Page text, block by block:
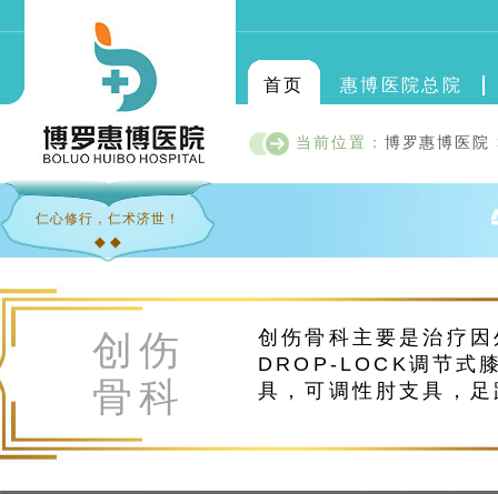
首页 惠博医院总院
当前位置： 博罗惠博医院
仁心修行，仁术济世！
◆ ◆
创伤
骨科
创伤骨科主要是治疗
DROP-LOCK调节式
具，可调性肘支具，